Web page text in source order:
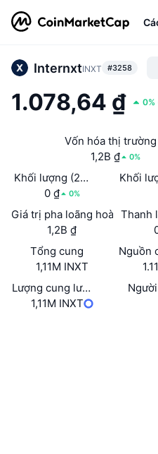
InternxtINXT #3258
1.078,64 ₫ 0%
Vốn hóa thị trường
1,2B ₫
0%
Khối lượng (24 giờ)
0 ₫
0%
Khối
Giá trị pha loãng hoàn toàn
1,2B ₫
Thanh
Tổng cung
1,11M INXT
Nguồn
Lượng cung lưu hành
1,11M INXT